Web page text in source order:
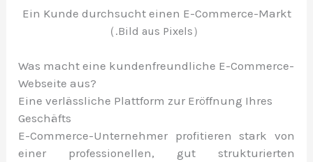
Ein Kunde durchsucht einen E-Commerce-Markt
（.Bild aus Pixels）
Was macht eine kundenfreundliche E-Commerce-
Webseite aus?
Eine verlässliche Plattform zur Eröffnung Ihres
Geschäfts
E-Commerce-Unternehmer profitieren stark von
einer professionellen, gut strukturierten